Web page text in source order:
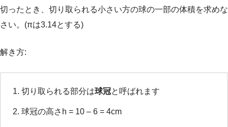
切ったとき、切り取られる小さい方の球の一部の体積を求めな
さい。(πは3.14とする)
解き方:
切り取られる部分は球冠と呼ばれます
球冠の高さh = 10 – 6 = 4cm